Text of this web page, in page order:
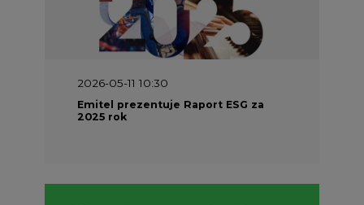
2026-05-11 10:30
Emitel prezentuje Raport ESG za
2025 rok